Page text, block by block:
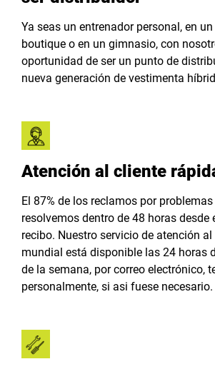
Ya seas un entrenador personal, en
boutique o en un gimnasio, con
oportunidad de ser un punto de
nueva generación de vestimenta
Atención al cliente
El 87% de los reclamos por
resolvemos dentro de 48 horas desde
recibo. Nuestro servicio de atención
mundial está disponible las 24 horas
de la semana, por correo electrónico,
personalmente, si asi fuese necesario.